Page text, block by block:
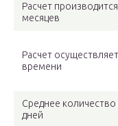
Расчет
месяцев
Расчет
времени
Среднее количество
дней